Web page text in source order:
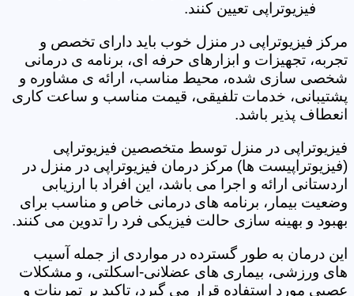
فیزیوتراپی تعیین کنند.
مرکز فیزیوتراپی در منزل خوب باید دارای تخصص و
تجربه، تجهیزات و ابزارهای حرفه ای، برنامه ی درمانی
شخصی سازی شده، محیط مناسب، ارائه ی مشاوره و
پشتیبانی، خدمات تلفیقی، قیمت مناسب و ساعت کاری
انعطاف پذیر باشد.
فیزیوتراپی در منزل توسط متخصصین فیزیوتراپی
(فیزیوتراپیست ها) مرکز درمان فیزیوتراپی در منزل در
اردستانی ارائه و اجرا می باشد، این افراد با ارزیابی
وضعیت بیمار، برنامه های درمانی خاص و مناسب برای
بهبود و بهینه سازی حالت فیزیکی فرد را تدوین می کنند.
این درمان به طور گسترده در مواردی از جمله آسیب
های ورزشی، بیماری های عضلانی-اسکلتی، و مشکلات
عصبی مورد استفاده قرار می گیرد، تاکید بر تمرینات و